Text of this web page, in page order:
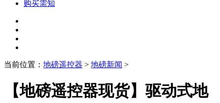
购买需知
当前位置： 地磅遥控器 > 地磅新闻 >
【地磅遥控器现货】驱动式地